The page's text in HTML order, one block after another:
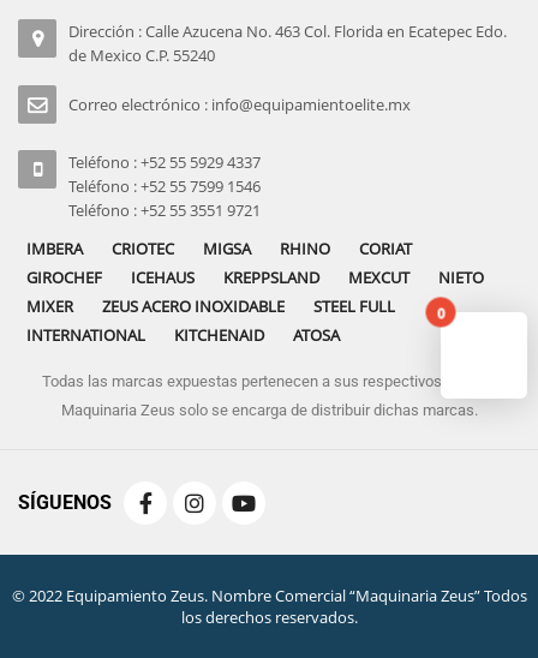
Dirección : Calle Azucena No. 463 Col. Florida en Ecatepec Edo.
de Mexico C.P. 55240
Correo electrónico : info@equipamientoelite.mx
Teléfono : +52 55 5929 4337
Teléfono : +52 55 7599 1546
Teléfono : +52 55 3551 9721
IMBERA
CRIOTEC MIGSA RHINO
CORIAT
GIROCHEF
ICEHAUS KREPPSLAND MEXCUT
NIETO
MIXER
ZEUS ACERO INOXIDABLE
STEEL FULL
INTERNATIONAL
KITCHENAID ATOSA
Todas las marcas expuestas pertenecen a sus respectivos dueños
Maquinaria Zeus solo se encarga de distribuir dichas marcas.
SÍGUENOS
© 2022 Equipamiento Zeus. Nombre Comercial “Maquinaria Zeus” Todos
los derechos reservados.
0